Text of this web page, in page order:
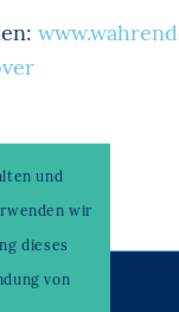
und
wir
dieses
von